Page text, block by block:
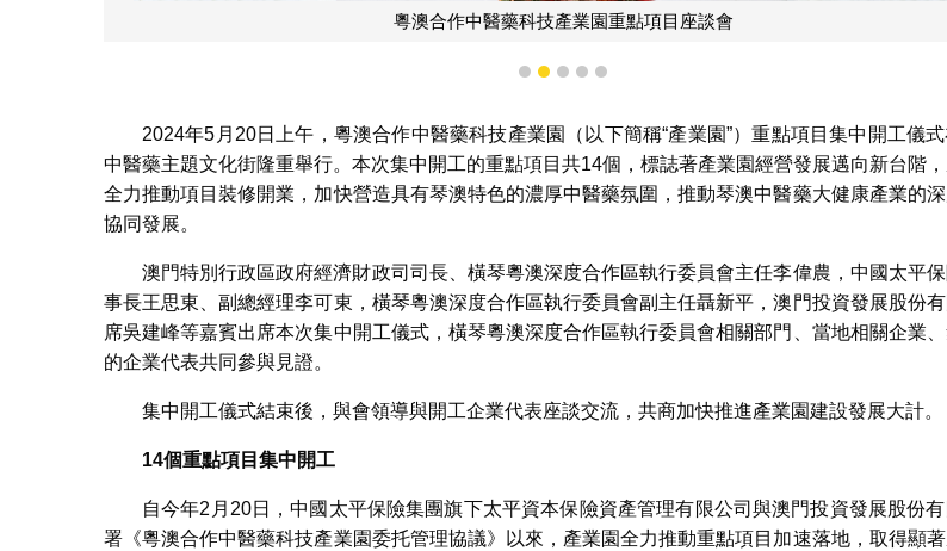
粵澳合作中醫藥科技產業園重點項目座談會 澳門特別
1 2 3 4 5
2024年5月20日上午，粵澳合作中醫藥科技產業園（以下簡稱“產業園”）重點項目集中開工儀
中醫藥主題文化街隆重舉行。本次集中開工的重點項目共14個，標誌著產業園經營發展邁向新台階
全力推動項目裝修開業，加快營造具有琴澳特色的濃厚中醫藥氛圍，推動琴澳中醫藥大健康產業的深
協同發展。
澳門特別行政區政府經濟財政司司長、橫琴粵澳深度合作區執行委員會主任李偉農，中國太平
事長王思東、副總經理李可東，橫琴粵澳深度合作區執行委員會副主任聶新平，澳門投資發展股份
席吳建峰等嘉賓出席本次集中開工儀式，橫琴粵澳深度合作區執行委員會相關部門、當地相關企業
的企業代表共同參與見證。
集中開工儀式結束後，與會領導與開工企業代表座談交流，共商加快推進產業園建設發展大計。
14個重點項目集中開工
自今年2月20日，中國太平保險集團旗下太平資本保險資產管理有限公司與澳門投資發展股份
署《粵澳合作中醫藥科技產業園委托管理協議》以來，產業園全力推動重點項目加速落地，取得顯